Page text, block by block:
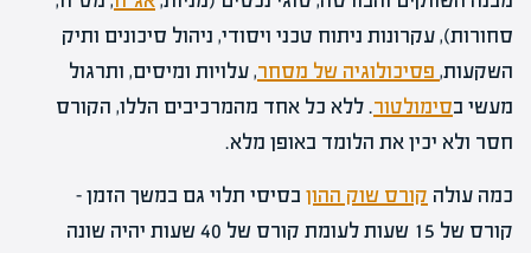
סחורות), עקרונות ניתוח טכני ויסודי, ניהול סיכונים ותיק
השקעות, פסיכולוגיה של מסחר, עלויות ומיסים, ותרגול
מעשי בסימולטור. ללא כל אחד מהמרכיבים הללו, הקורס
חסר ולא יכין את הלומד באופן מלא.
כמה עולה קורס שוק ההון בסיסי תלוי גם במשך הזמן –
קורס של 15 שעות לעומת קורס של 40 שעות יהיה שונה